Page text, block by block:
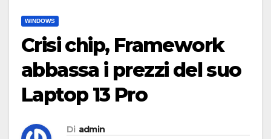
WINDOWS
Crisi chip, Framework
abbassa i prezzi del suo
Laptop 13 Pro
Di admin